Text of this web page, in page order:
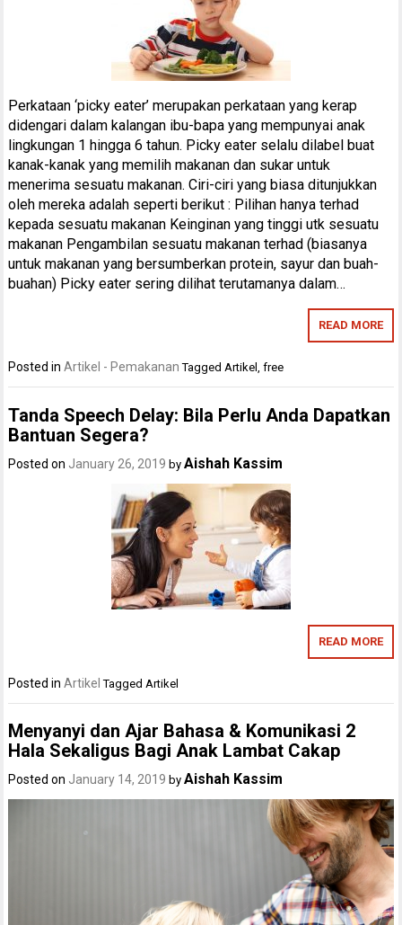
Perkataan ‘picky eater’ merupakan perkataan yang kerap
didengari dalam kalangan ibu-bapa yang mempunyai anak
lingkungan 1 hingga 6 tahun. Picky eater selalu dilabel buat
kanak-kanak yang memilih makanan dan sukar untuk
menerima sesuatu makanan. Ciri-ciri yang biasa ditunjukkan
oleh mereka adalah seperti berikut : Pilihan hanya terhad
kepada sesuatu makanan Keinginan yang tinggi utk sesuatu
makanan Pengambilan sesuatu makanan terhad (biasanya
untuk makanan yang bersumberkan protein, sayur dan buah-
buahan) Picky eater sering dilihat terutamanya dalam…
READ MORE
Posted inArtikel - Pemakanan TaggedArtikel,free
Tanda Speech Delay: Bila Perlu Anda Dapatkan
Bantuan Segera?
Posted on January 26, 2019 byAishah Kassim
READ MORE
Posted inArtikel Tagged Artikel
Menyanyi dan Ajar Bahasa & Komunikasi 2
Hala Sekaligus Bagi Anak Lambat Cakap
Posted on January 14, 2019 byAishah Kassim